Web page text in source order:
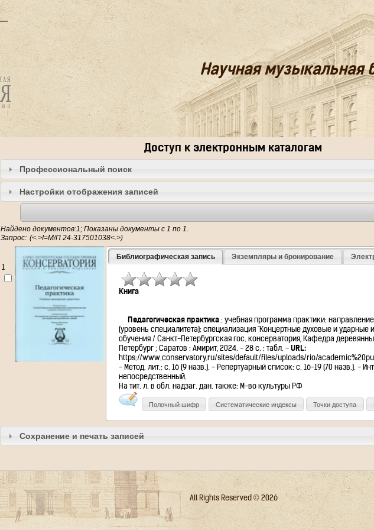
Научная музыкальная
Доступ к электронным каталогам
Профессиональный поиск
Настройки отображения записей
Найдено документов:1; Показаны документы с 1 по 1.
Запрос:
1
Библиографическая запись Экземпляры и бронирование
Книга
Педагогическая практика : учебная программа практики:
(уровень специалитета): специализация "Концертные духовые и
обучения / Санкт-Петербургская гос. консерватория, Кафедра
Петербург ; Саратов : Амирит, 2024. - 28 с. : табл. -URL:
https://www.conservatory.ru/sites/default/files/uploads/rio/
- Метод. лит.: с. 16 (9 назв.). - Репертуарный список: с. 16-19 (70 назв.). -
непосредственный.
На тит. л. в обл. надзаг. дан. также: М-во культуры РФ
Полочный шифр Систематические индексы Точки доступа
Сохранение и печать записей
All Rights Reserved © 2026